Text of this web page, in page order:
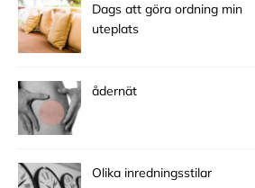
Dags att göra ordning min
uteplats
ådernät
Olika inredningsstilar